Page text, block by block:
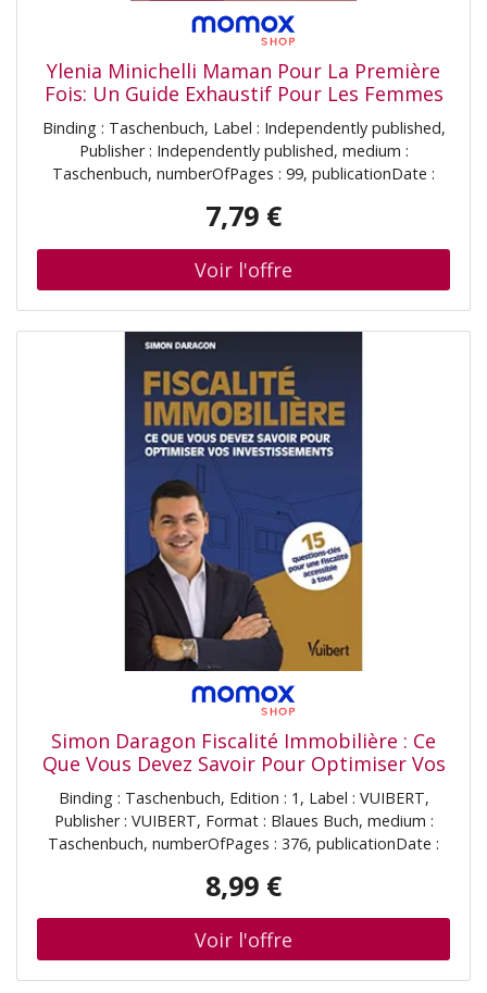
Ylenia Minichelli Maman Pour La Première
Fois: Un Guide Exhaustif Pour Les Femmes
Enceintes. Tout Ce Que Vous Devez Savoir,
De La Grossesse À L'Accouchement,
Jusqu'Aux Premiers Mois De Vie De Votre
Enfant+ 3 Bonus
Binding : Taschenbuch, Label : Independently published,
Publisher : Independently published, medium :
Taschenbuch, numberOfPages : 99, publicationDate :
7,79 €
Simon Daragon Fiscalité Immobilière : Ce
Que Vous Devez Savoir Pour Optimiser Vos
Investissements : 15 Questions-Clés Pour
Une Fiscalité Accessible À Tous
Binding : Taschenbuch, Edition : 1, Label : VUIBERT,
Publisher : VUIBERT, Format : Blaues Buch, medium :
Taschenbuch, numberOfPages : 376, publicationDate :
8,99 €